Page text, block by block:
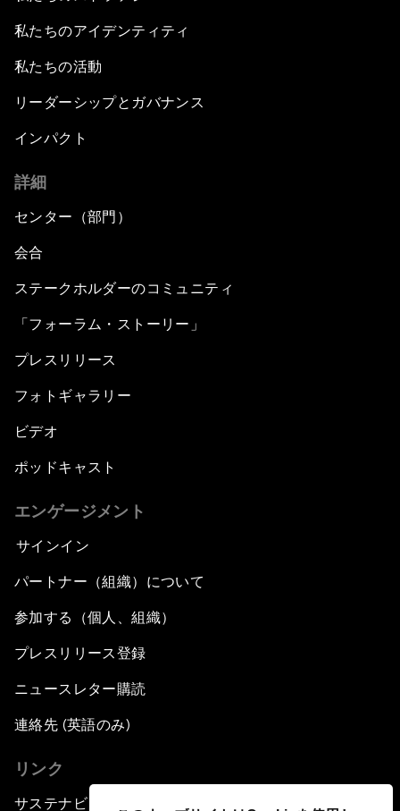
私たちのアイデンティティ
私たちの活動
リーダーシップとガバナンス
インパクト
詳細
センター（部門）
会合
ステークホルダーのコミュニティ
「フォーラム・ストーリー」
プレスリリース
フォトギャラリー
ビデオ
ポッドキャスト
エンゲージメント
サインイン
パートナー（組織）について
参加する（個人、組織）
プレスリリース登録
ニュースレター購読
連絡先 (英語のみ)
リンク
サステナビリティへの取り組み